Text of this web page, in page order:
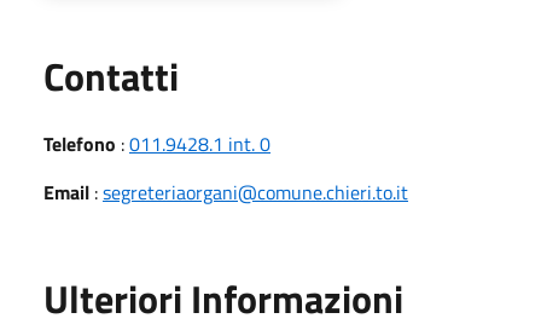
Contatti
Telefono :011.9428.1 int. 0
Email :segreteriaorgani@comune.chieri.to.it
Ulteriori Informazioni